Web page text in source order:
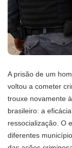
A prisão de um
voltou a cometer
trouxe novamente
brasileiro: a
ressocialização. O
diferentes